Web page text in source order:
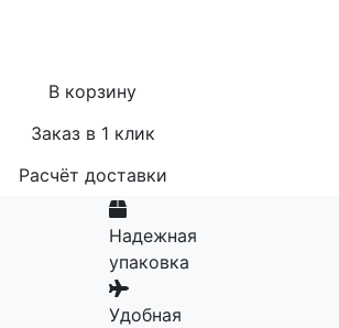
В корзину
Заказ в 1 клик
Расчёт доставки
Надежная
упаковка
Удобная